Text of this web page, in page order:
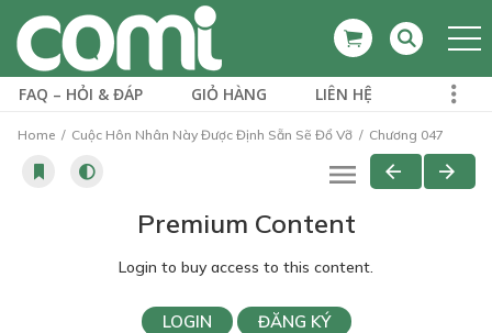
FAQ – HỎI & ĐÁP GIỎ HÀNG LIÊN HỆ
Home Cuộc Hôn Nhân Này Được Định Sẵn Sẽ Đổ Vỡ Chương 047
Premium Content
Login to buy access to this content.
LOGIN ĐĂNG KÝ